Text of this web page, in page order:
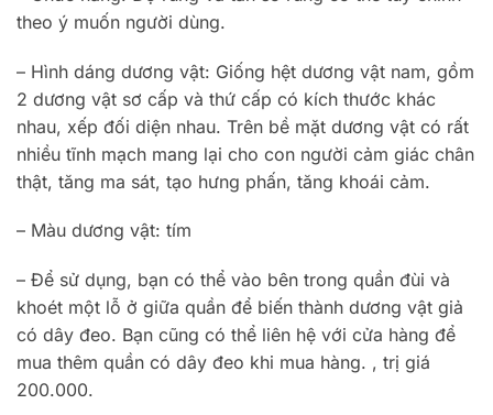
theo ý muốn người dùng.
– Hình dáng dương vật: Giống hệt dương vật nam, gồm
2 dương vật sơ cấp và thứ cấp có kích thước khác
nhau, xếp đối diện nhau. Trên bề mặt dương vật có rất
nhiều tĩnh mạch mang lại cho con người cảm giác chân
thật, tăng ma sát, tạo hưng phấn, tăng khoái cảm.
– Màu dương vật: tím
– Để sử dụng, bạn có thể vào bên trong quần đùi và
khoét một lỗ ở giữa quần để biến thành dương vật giả
có dây đeo. Bạn cũng có thể liên hệ với cửa hàng để
mua thêm quần có dây đeo khi mua hàng. , trị giá
200.000.